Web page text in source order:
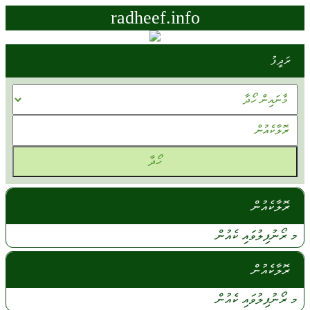
radheef.info
ރަދީފު
ރޮލާކެއުން
މ ރޯނުފިލުވައިކެއުން
ރޮލާކެއުން
މ ރޯނުފިލުވައިކެއުން